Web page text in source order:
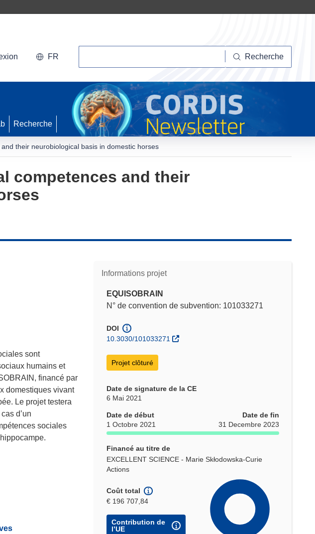
FR Recherche
Recherche
their neurobiological basis in domestic horses
competences and their
Informations projet
EQUISOBRAIN
N° de convention de subvention: 101033271
DOI
10.3030/101033271
Projet clôturé
Date de signature de la CE
6 Mai 2021
Date de début
1 Octobre 2021
Date de fin
31 Decembre 2023
Financé au titre de
EXCELLENT SCIENCE - Marie Skłodowska-Curie
Actions
Coût total
€ 196 707,84
Contribution de
l’UE
sont
humains et
financé par
domestiques vivant
Le projet testera
d’un
sociales